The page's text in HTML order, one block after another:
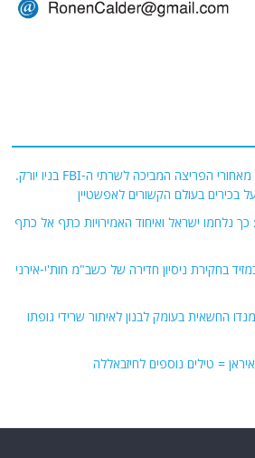
לא הפעם הראשונה: הסיפור מאחורי הפריצה המביכה לשרתי ה-FBI בניו יורק.
בכירים בעולם הקשורים לאפשטיין
נלחמו ישראל ואיחוד האמירויות כתף אל כתף
בחקירת ניסיון חדירה של כשב"מ חות'י-אירני
החשאית בעומק לבנון לאיתור שרידי גופתו
= טילים נוספים לחיזבאללה